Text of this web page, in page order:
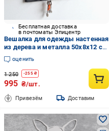
Бесплатная доставка
в почтоматы Эпицентр
Вешалка для одежды настенная
из дерева и металла 50x8x12 см
5 крючков Черный/Дуб (CR.MW-
2.2)
оценить
1 250 -255₴
995 ₴/шт.
Привезём Доставим